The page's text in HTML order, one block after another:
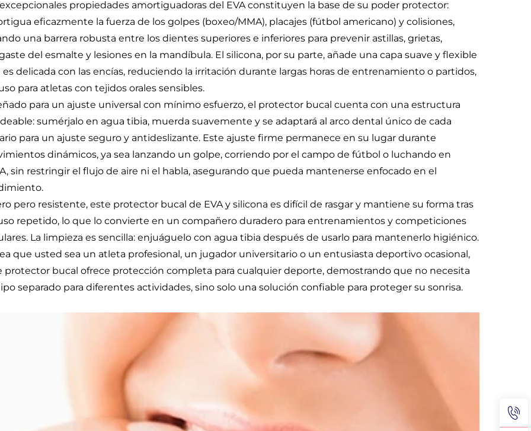
propiedades amortiguadoras del EVA constituyen la base de su poder protector:
eficazmente la fuerza de los golpes (boxeo/MMA), placajes (fútbol americano) y colisiones,
una barrera robusta entre los dientes superiores e inferiores para prevenir astillas, grietas,
del esmalte y lesiones en la mandíbula. El silicona, por su parte, añade una capa suave y flexible
es delicada con las encías, reduciendo la irritación durante largas horas de entrenamiento o partidos,
para atletas con tejidos orales sensibles.
para un ajuste universal con mínimo esfuerzo, el protector bucal cuenta con una estructura
sumérjalo en agua tibia, muerda suavemente y se adaptará al arco dental único de cada
para un ajuste seguro y antideslizante. Este ajuste firme permanece en su lugar durante
dinámicos, ya sea lanzando un golpe, corriendo por el campo de fútbol o luchando en
sin restringir el flujo de aire ni el habla, asegurando que pueda mantenerse enfocado en el
pero resistente, este protector bucal de EVA y silicona es difícil de rasgar y mantiene su forma tras
repetido, lo que lo convierte en un compañero duradero para entrenamientos y competiciones
La limpieza es sencilla: enjuáguelo con agua tibia después de usarlo para mantenerlo higiénico.
que usted sea un atleta profesional, un jugador universitario o un entusiasta deportivo ocasional,
protector bucal ofrece protección completa para cualquier deporte, demostrando que no necesita
separado para diferentes actividades, sino solo una solución confiable para proteger su sonrisa.